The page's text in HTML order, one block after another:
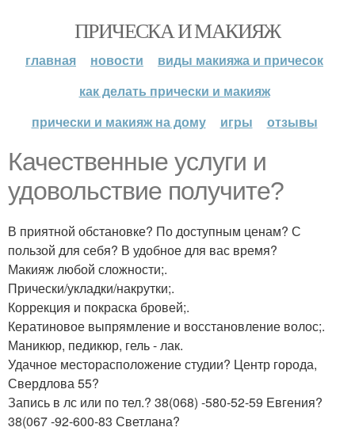
ПРИЧЕСКА И МАКИЯЖ
главная новости
виды макияжа и причесок
как делать прически и макияж
прически и макияж на дому
игры отзывы
Качественные услуги и
удовольствие получите?
В приятной обстановке? По доступным ценам? С
пользой для себя? В удобное для вас время?
Макияж любой сложности;.
Прически/укладки/накрутки;.
Коррекция и покраска бровей;.
Кератиновое выпрямление и восстановление волос;.
Маникюр, педикюр, гель - лак.
Удачное месторасположение студии? Центр города,
Свердлова 55?
Запись в лс или по тел.? 38(068) -580-52-59 Евгения?
38(067 -92-600-83 Светлана?